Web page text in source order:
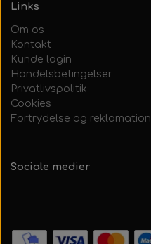
Links
Om os
Kontakt
Kunde login
Handelsbetingelser
Privatlivspolitik
Cookies
Fortrydelse og reklamation
Sociale medier